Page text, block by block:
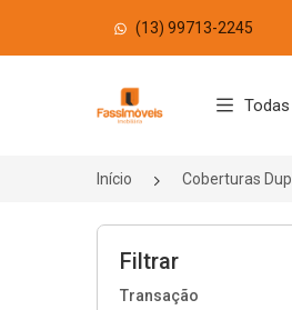
(13) 99713-2245
Página inicial
Início Coberturas
Filtrar
Transação